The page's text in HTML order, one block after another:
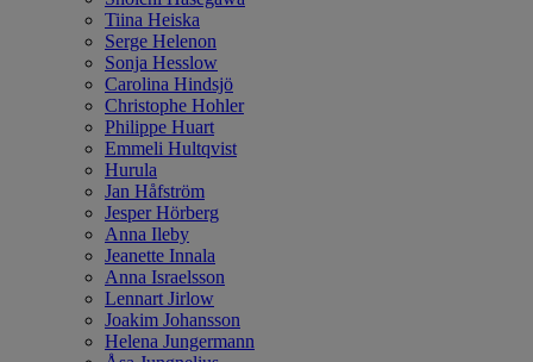
Tiina Heiska
Serge Helenon
Sonja Hesslow
Carolina Hindsjö
Christophe Hohler
Philippe Huart
Emmeli Hultqvist
Hurula
Jan Håfström
Jesper Hörberg
Anna Ileby
Jeanette Innala
Anna Israelsson
Lennart Jirlow
Joakim Johansson
Helena Jungermann